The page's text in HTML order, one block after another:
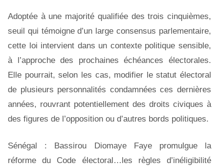
Adoptée à une majorité qualifiée des trois cinquièmes,
seuil qui témoigne d’un large consensus parlementaire,
cette loi intervient dans un contexte politique sensible,
à l’approche des prochaines échéances électorales.
Elle pourrait, selon les cas, modifier le statut électoral
de plusieurs personnalités condamnées ces dernières
années, rouvrant potentiellement des droits civiques à
des figures de l’opposition ou d’autres bords politiques.
Sénégal : Bassirou Diomaye Faye promulgue la
réforme du Code électoral…les règles d’inéligibilité